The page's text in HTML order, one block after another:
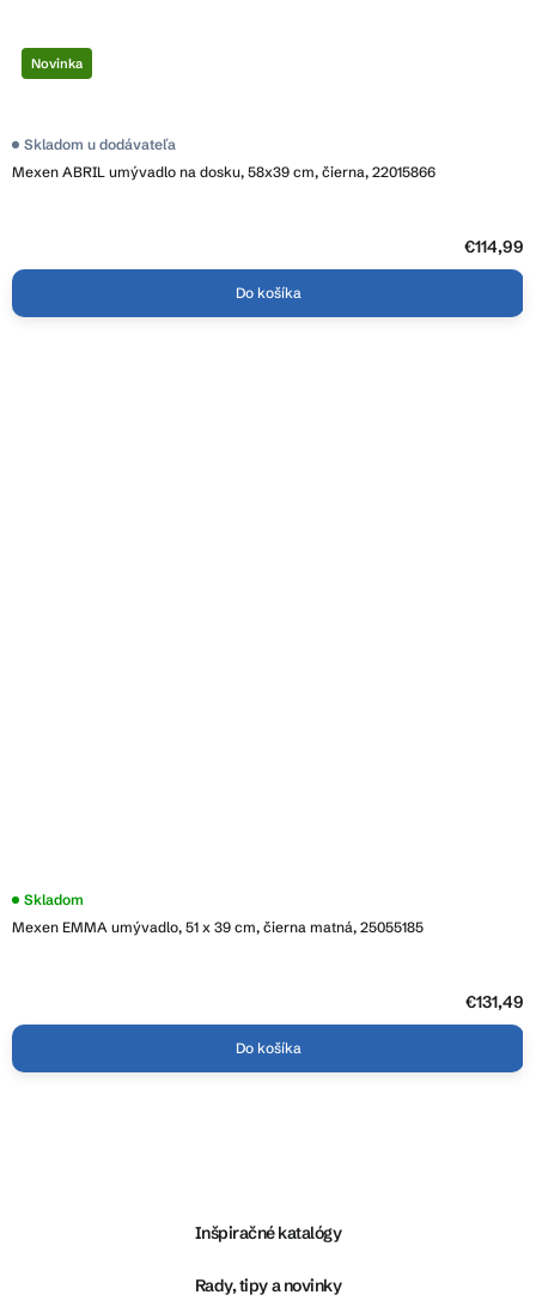
Novinka
Mexen ABRIL umývadlo na dosku, 58x39 cm, čierna, 22015866
Skladom u dodávateľa
€114,99
Do košíka
Mexen EMMA umývadlo, 51 x 39 cm, čierna matná, 25055185
Skladom
€131,49
Do košíka
Inšpiračné katalógy
Rady, tipy a novinky